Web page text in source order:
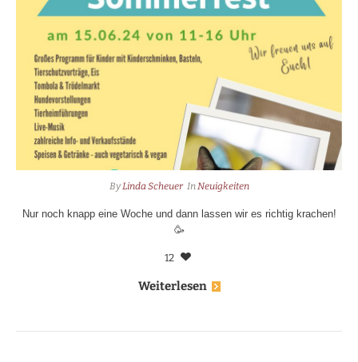
ByLinda Scheuer InNeuigkeiten
Nur noch knapp eine Woche und dann lassen wir es richtig krachen!
🥳
12
Weiterlesen